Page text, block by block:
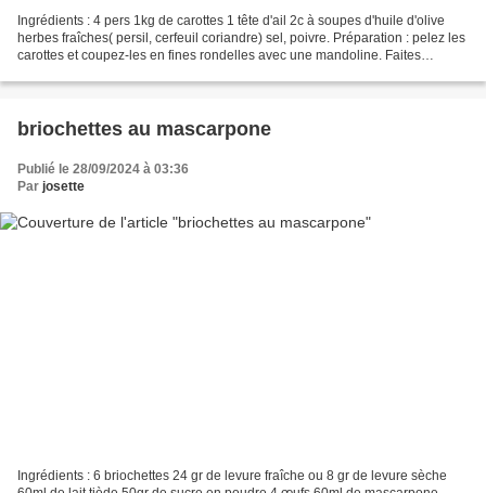
Ingrédients : 4 pers 1kg de carottes 1 tête d'ail 2c à soupes d'huile d'olive
herbes fraîches( persil, cerfeuil coriandre) sel, poivre. Préparation : pelez les
carottes et coupez-les en fines rondelles avec une mandoline. Faites
briochettes au mascarpone
Publié le 28/09/2024 à 03:36
Par josette
Ingrédients : 6 briochettes 24 gr de levure fraîche ou 8 gr de levure sèche